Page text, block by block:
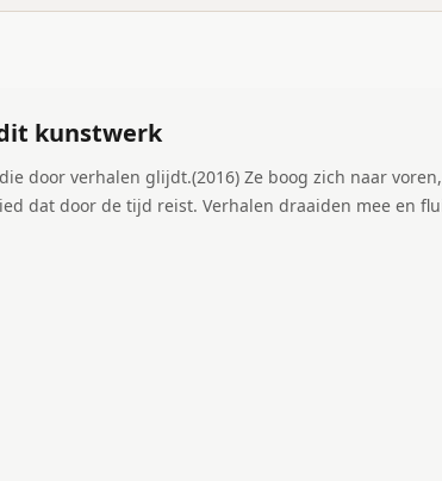
kunstwerk
door verhalen glijdt.(2016) Ze boog zich naar
dat door de tijd reist. Verhalen draaiden mee en